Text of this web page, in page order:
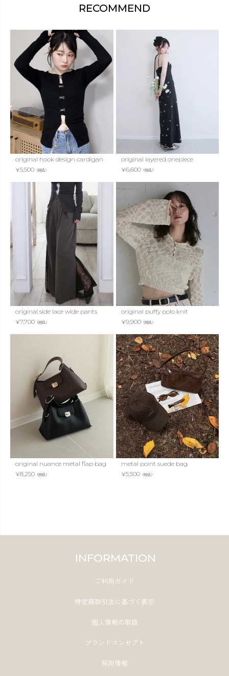
RECOMMEND
original hook design cardigan
¥5,500 （税込）
original layered onepiece
¥6,600（税込）
original side lace wide pants
¥7,700 （税込）
original puffy polo knit
¥9,900（税込）
original nuance metal flap bag
¥8,250 （税込）
metal point suede bag
¥5,500（税込）
INFORMATION
ご利用ガイド
特定商取引法に基づく表示
個人情報の取扱
ブランドコンセプト
採用情報